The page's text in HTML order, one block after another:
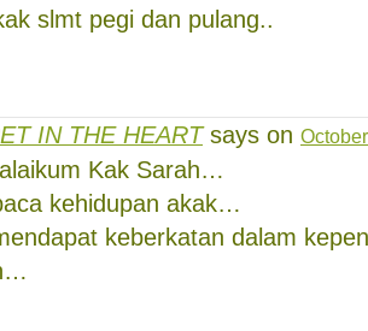
slmt pegi dan pulang..
IN THE HEARTsays on
Kak Sarah…
kehidupan akak…
keberkatan dalam